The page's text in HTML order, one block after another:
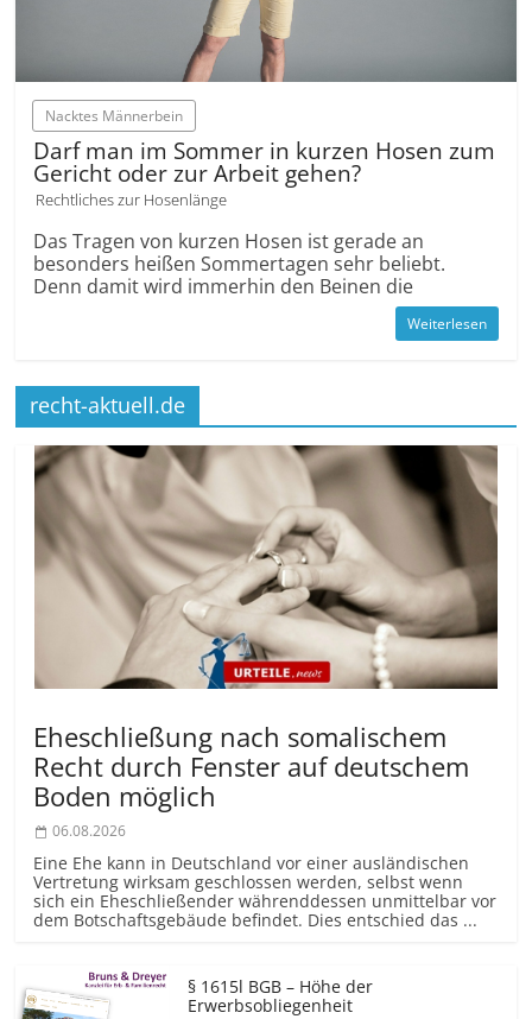
Nacktes Männerbein
Darf man im Sommer in kurzen Hosen zum
Gericht oder zur Arbeit gehen?
Rechtliches zur Hosenlänge
Das Tragen von kurzen Hosen ist gerade an
besonders heißen Sommertagen sehr beliebt.
Denn damit wird immerhin den Beinen die
Weiterlesen
recht-aktuell.de
Eheschließung nach somalischem
Recht durch Fenster auf deutschem
Boden möglich
06.08.2026
Eine Ehe kann in Deutschland vor einer ausländischen
Vertretung wirksam geschlossen werden, selbst wenn
sich ein Eheschließender währenddessen unmittelbar vor
dem Botschaftsgebäude befindet. Dies entschied das ...
§ 1615l BGB – Höhe der
Erwerbsobliegenheit